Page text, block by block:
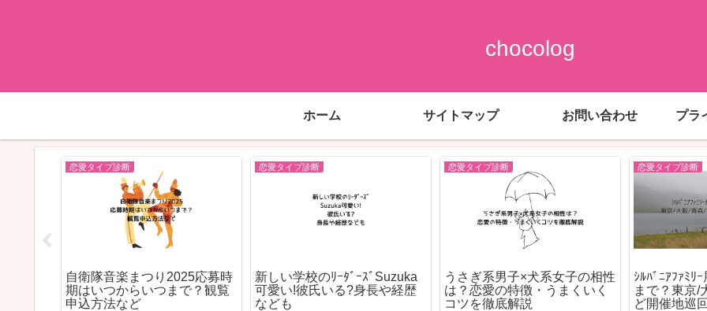
chocolog
ホーム サイトマップ お問い合わせ プラ
恋愛タイプ診断
自衛隊音楽まつり2025応募時
期はいつからいつまで？観覧
申込方法など
恋愛タイプ診断
新しい学校のﾘｰﾀﾞｰｽﾞSuzuka
可愛い!彼氏いる?身長や経歴
なども
恋愛タイプ診断
うさぎ系男子×犬系女子の相性
は？恋愛の特徴・うまくいく
コツを徹底解説
恋愛タイプ診断
ｼﾙﾊﾞﾆｱﾌｧﾐﾘ
まで？東京/
ど開催地巡